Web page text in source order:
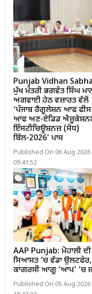
Punjab Vidhan
ਮੁੱਖ ਮੰਤਰੀ ਭਗਵੰਤ ਸਿੰਘ
ਅਗਵਾਈ ਹੇਠ ਵਜ਼ਾਰਤ ਵੱਲੋਂ
‘ਪੰਜਾਬ ਰੈਗੂਲੇਸ਼ਨ ਆਫ ਫੀਸ
ਆਫ ਅਣ-ਏਡਿਡ
ਇੰਸਟੀਚਿਊਸ਼ਨਜ਼ (ਸੋਧ)
ਬਿੱਲ-2026’ ਪਾਸ
Published On 06 Aug 2026
09:41:52
AAP Punjab: ਮੋਹਾਲੀ ਦੀ
ਸਿਆਸਤ ’ਚ ਵੱਡਾ ਉਲਟਫੇਰ,
ਕਾਂਗਰਸੀ ਆਗੂ ‘ਆਪ’ ’ਚ
Published On 05 Aug 2026